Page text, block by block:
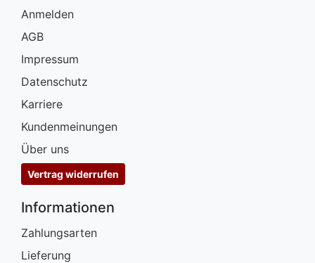
Anmelden
AGB
Impressum
Datenschutz
Karriere
Kundenmeinungen
Über uns
Vertrag widerrufen
Informationen
Zahlungsarten
Lieferung